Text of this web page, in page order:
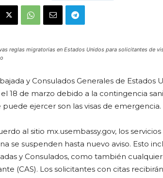
reglas migratorias en Estados Unidos para solicitantes de
y Consulados Generales de
18 de marzo debido a la contingencia
puede ejercer son las visas de emergencia.
al sitio mx.usembassy.gov, los
se suspenden hasta nuevo aviso. Esto
y Consulados, como también
(CAS). Los solicitantes con citas